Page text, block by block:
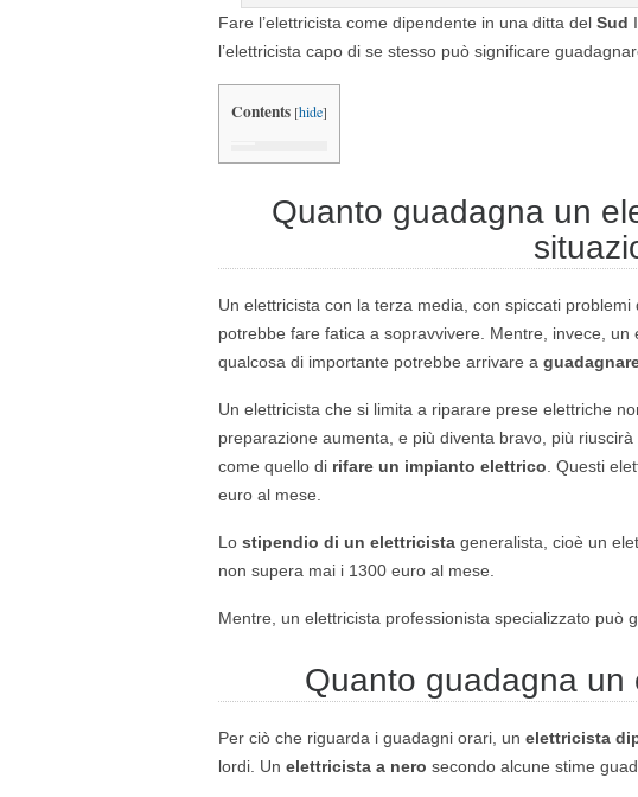
Fare l’elettricista come dipendente in una ditta del Sud
l’elettricista capo di se stesso può significare
Contents [hide]
Quanto guadagna un
Un elettricista con la terza media, con spiccati problemi
potrebbe fare fatica a sopravvivere. Mentre, invece,
qualcosa di importante potrebbe arrivare a
Un elettricista che si limita a riparare prese elettriche
preparazione aumenta, e più diventa bravo, più
come quello di rifare un impianto elettrico . Questi
euro al mese.
Lo stipendio di un elettricista generalista, cioè un
non supera mai i 1300 euro al mese.
Mentre, un elettricista professionista specializzato può
Quanto guadagna un
Per ciò che riguarda i guadagni orari, un elettricista
lordi. Un elettricista a nero secondo alcune stime